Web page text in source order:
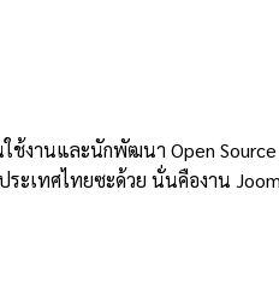
นและนักพัฒนา Open Source
ะเทศไทยซะด้วย นั่นคืองาน